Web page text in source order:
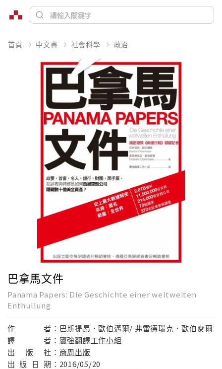
首頁 中文書 社會科學 政治
巴拿馬文件
Panama Papers: Die Geschichte einer weltweiten
Enthullung
作 者： 巴斯提昂．歐伯邁爾/ 弗雷德瑞克．歐伯麥爾
譯
者： 竇強翻譯工作小組
出
版 社： 商周出版
出 版 日 期： 2016/05/20